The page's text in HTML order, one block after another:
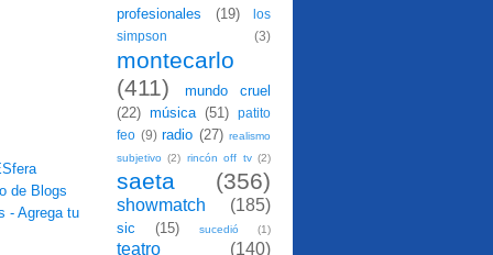
profesionales
(19)
los
simpson
(3)
montecarlo
(411)
mundo cruel
(22) música (51)
patito
feo (9) radio (27) realismo
subjetivo (2) rincón off tv (2)
saeta (356)
showmatch (185)
sic (15) sucedió (1)
teatro (140)